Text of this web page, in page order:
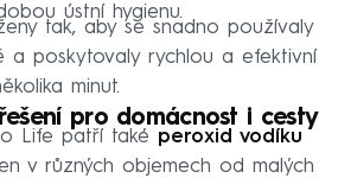
ústní hygienu.
tak, aby se snadno používaly
a poskytovaly rychlou a efektivní
minut.
pro domácnost i cesty
Life patří také peroxid vodíku
v různých objemech od malých